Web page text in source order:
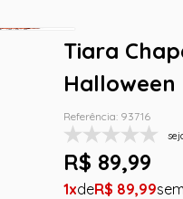
Tiara
Halloween
Referência: 93716
R$ 89,99
1 R$ 89,99